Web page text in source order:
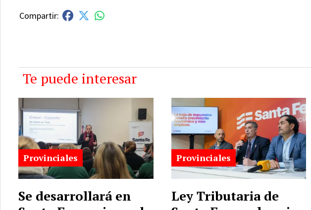
Te puede interesar
Se desarrollará en
Provinciales
Ley Tributaria de
Provinciales